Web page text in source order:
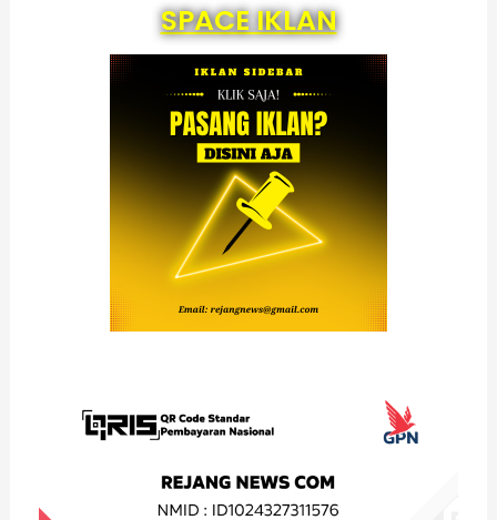
SPACE IKLAN